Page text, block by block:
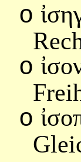
o
o
o ἰσο